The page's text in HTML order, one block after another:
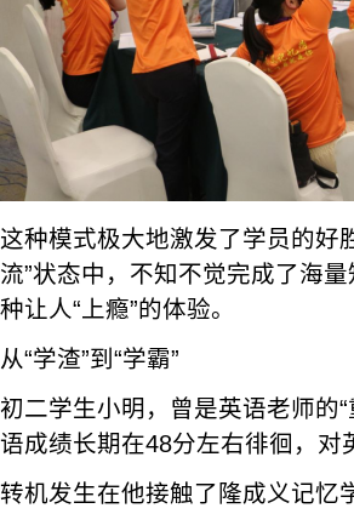
这种模式极大地激发了学员的好
流”状态中，不知不觉完成了海
种让人“上瘾”的体验。
从“学渣”到“学霸”
初二学生小明，曾是英语老师的
语成绩长期在48分左右徘徊，对
转机发生在他接触了隆成义记忆